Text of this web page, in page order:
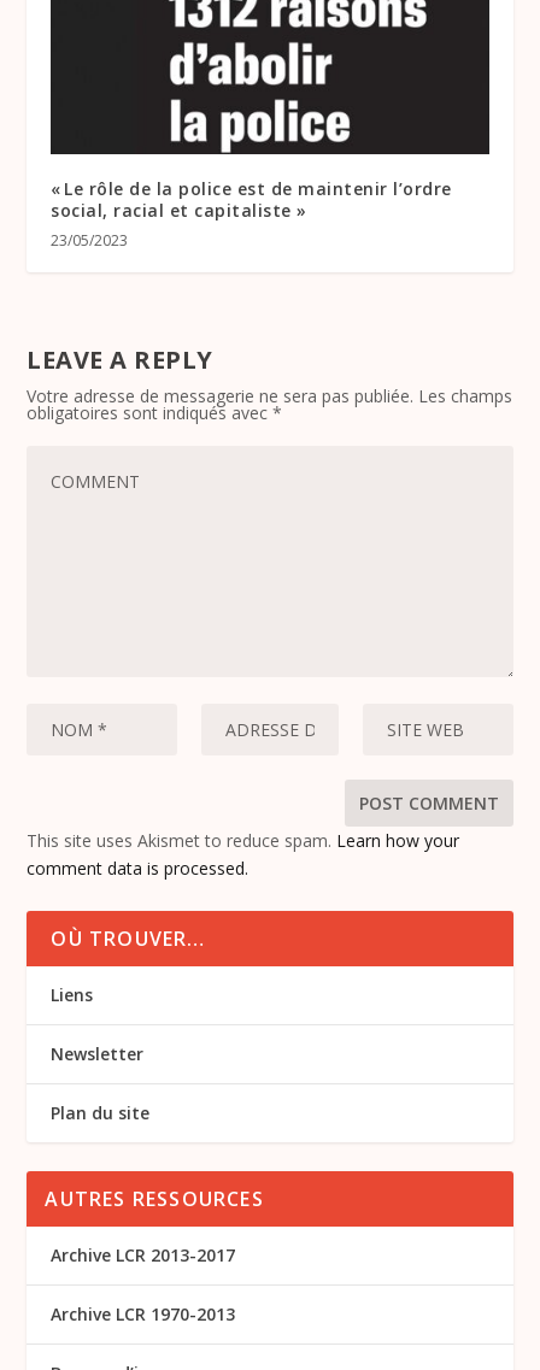
« Le rôle de la police est de maintenir l’ordre
social, racial et capitaliste »
23/05/2023
LEAVE A REPLY
Votre adresse de messagerie ne sera pas publiée. Les champs
obligatoires sont indiqués avec*
This site uses Akismet to reduce spam. Learn how your
comment data is processed.
OÙ TROUVER…
Liens
Newsletter
Plan du site
AUTRES RESSOURCES
Archive LCR 2013-2017
Archive LCR 1970-2013